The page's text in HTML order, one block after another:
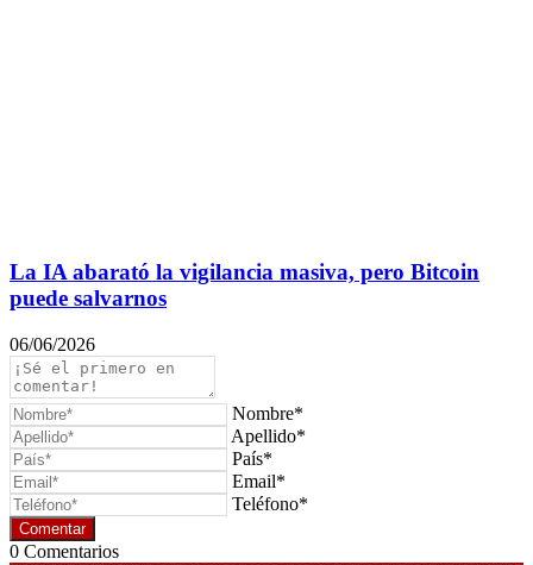
La IA abarató la vigilancia masiva, pero Bitcoin
puede salvarnos
06/06/2026
Nombre*
Apellido*
País*
Email*
Teléfono*
0 Comentarios